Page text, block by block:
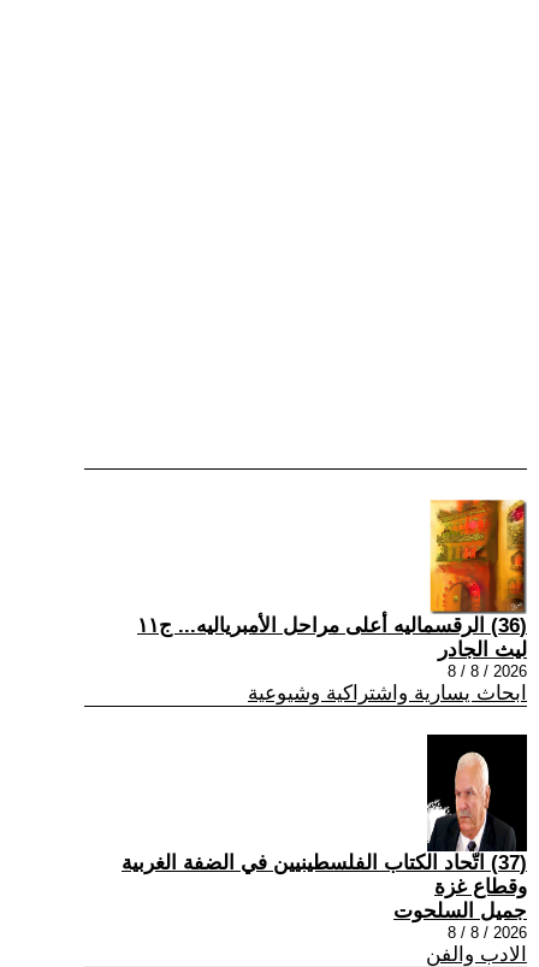
(36) الرقسماليه أعلى مراحل الأمبرياليه... ج١١
ليث الجادر
2026 / 8 / 8
ابحاث يسارية واشتراكية وشيوعية
(37) اتّحاد الكتاب الفلسطينيين في الضفة الغربية
وقطاع غزة
جميل السلحوت
2026 / 8 / 8
الادب والفن